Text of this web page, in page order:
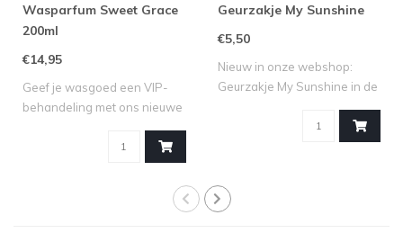
Wasparfum Sweet Grace
200ml
€14,95
Geef je wasgoed een VIP-
behandeling met ons nieuwe
Geurzakje My Sunshine
€5,50
Nieuw in onze webshop:
Geurzakje My Sunshine in de